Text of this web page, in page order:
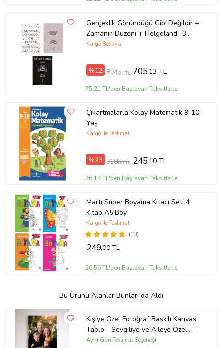
Gerçeklik Göründüğü Gibi Değildir +
Zamanın Düzeni + Helgoland- 3
Kitap Set - Iş Bankası Özel Set
Kargo Bedava
%12 804,81 TL 705,13 TL
75,21 TL'den Başlayan Taksitlerle
Çıkartmalarla Kolay Matematik 9-10
Yaş
Kargo ile Teslimat
%23 318,00 TL 245,10 TL
26,14 TL'den Başlayan Taksitlerle
Martı Süper Boyama Kitabı Seti 4
Kitap A5 Boy
(13)
Kargo ile Teslimat
249,00 TL
26,56 TL'den Başlayan Taksitlerle
Bu Ürünü Alanlar Bunları da Aldı
Kişiye Özel Fotoğraf Baskılı Kanvas
Tablo – Sevgiliye ve Aileye Özel
Hediye (ÇokluRenk)
Aynı Gün Teslimat Seçeneği